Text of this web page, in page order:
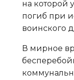
на которой
погиб при
воинского
В мирное